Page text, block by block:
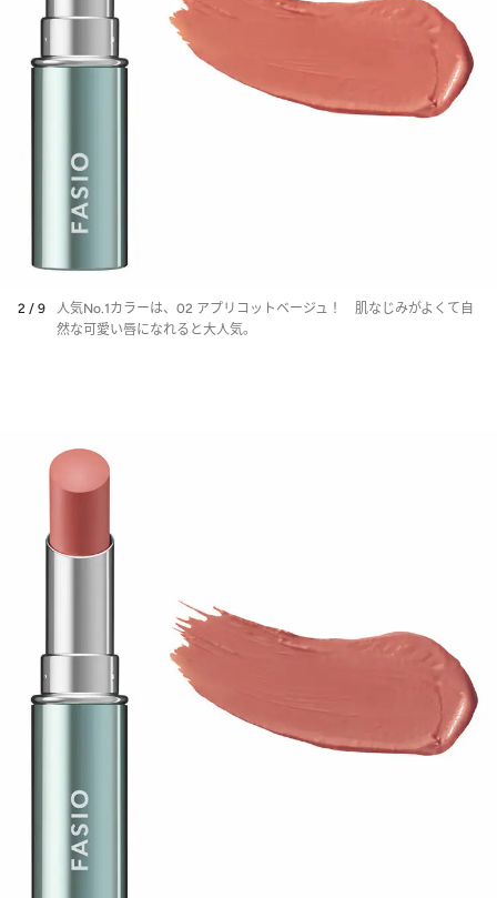
2 / 9
人気No.1カラーは、02 アプリコットベージュ！ 肌なじみがよくて自
然な可愛い唇になれると大人気。